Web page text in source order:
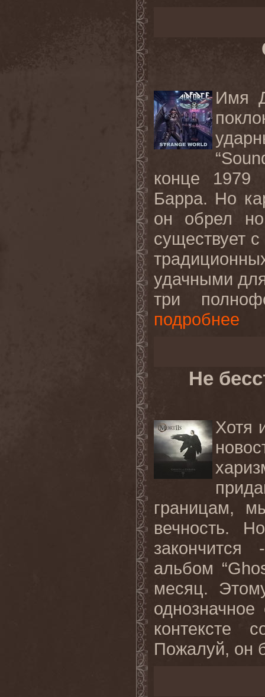
Имя
конце 1979
Барра. Но
он обрел
существует
удачными
три
подробнее
Не
Хотя
границам,
вечность.
альбом
месяц.
контексте
Пожалуй, он